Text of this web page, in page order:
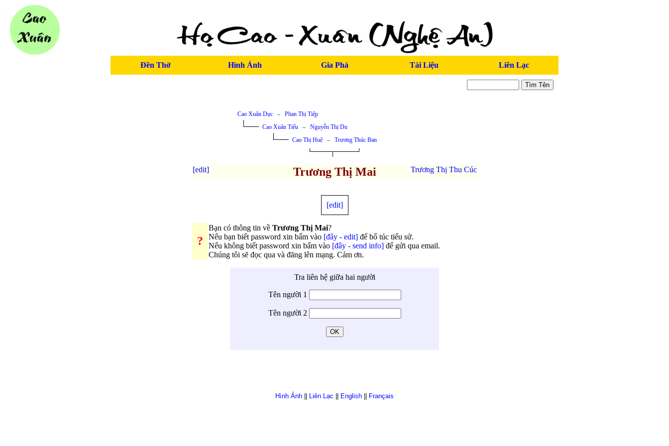
Đền Thờ Hình Ảnh Gia Phả Tài Liệu Liên Lạc
Cao Xuân Dục – Phan Thị Tiệp
Cao Xuân Tiếu – Nguyễn Thị Du
Cao Thị Huệ – Trương Thúc Ban
[edit] Trương Thị Mai Trương Thị Thu Cúc
[edit]
?
Bạn có thông tin về Trương Thị Mai?
Nếu bạn biết password xin bấm vào [đây - edit]để bổ túc tiểu sử.
Nếu không biết password xin bấm vào [đây - send info]để gửi qua email.
Chúng tôi sẽ đọc qua và đăng lên mạng. Cảm ơn.
Tra liên hệ giữa hai người
Tên người 1
Tên người 2
Hình Ảnh Liên Lạc English Français